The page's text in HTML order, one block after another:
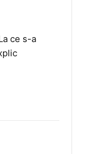
ce s-a